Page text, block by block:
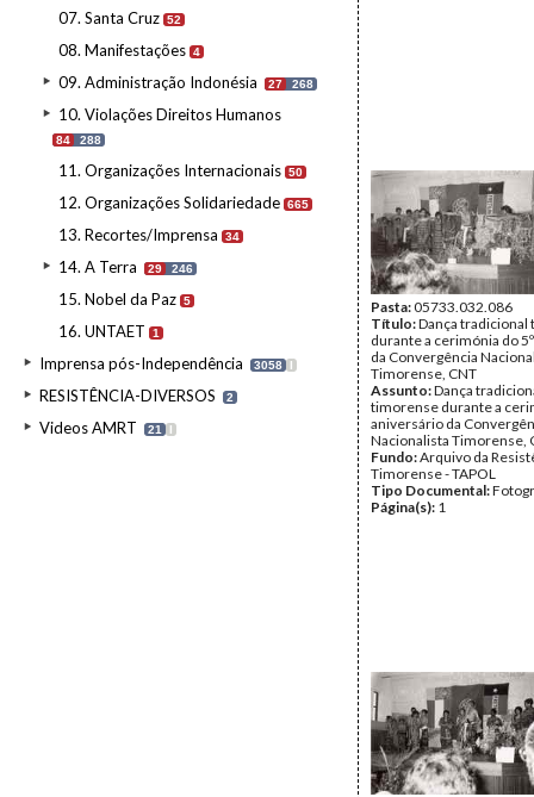
07. Santa Cruz 52
08. Manifestações 4
09. Administração Indonésia 27 268
10. Violações Direitos Humanos
84 288
11. Organizações Internacionais 50
12. Organizações Solidariedade 665
13. Recortes/Imprensa 34
14. A Terra 29 246
15. Nobel da Paz 5
16. UNTAET 1
Imprensa pós-Independência 3058 I
RESISTÊNCIA-DIVERSOS 2
Videos AMRT 21 I
Pasta:05733.032.086
Título:Dança
durante a cerimónia do
da Convergência
Timorense, CNT
Assunto:Dança
timorense durante a
aniversário da
Nacionalista Timorense,
Fundo:Arquivo da
Timorense - TAPOL
Tipo Documental:
Página(s): 1